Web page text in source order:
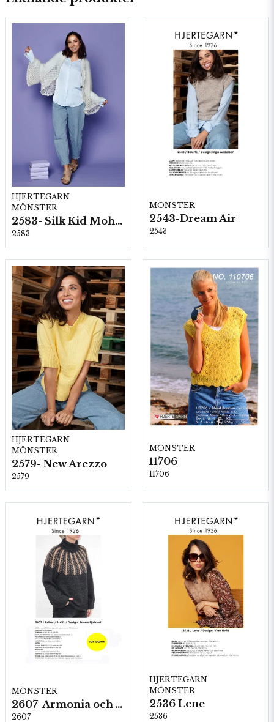
HJERTEGARN
MÖNSTER
2583- Silk Kid Mohair
2583
MÖNSTER
2543-Dream Air
2543
HJERTEGARN
MÖNSTER
2579- New Arezzo
2579
MÖNSTER
11706
11706
MÖNSTER
2607-Armonia och Alpaca 400
2607
HJERTEGARN
MÖNSTER
2536 Lene
2536